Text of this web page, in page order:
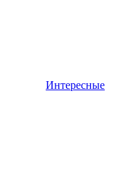
Интересные